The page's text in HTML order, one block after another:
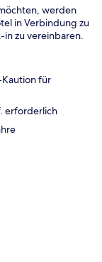
werden
in Verbindung zu
in zu vereinbaren.
für
erforderlich